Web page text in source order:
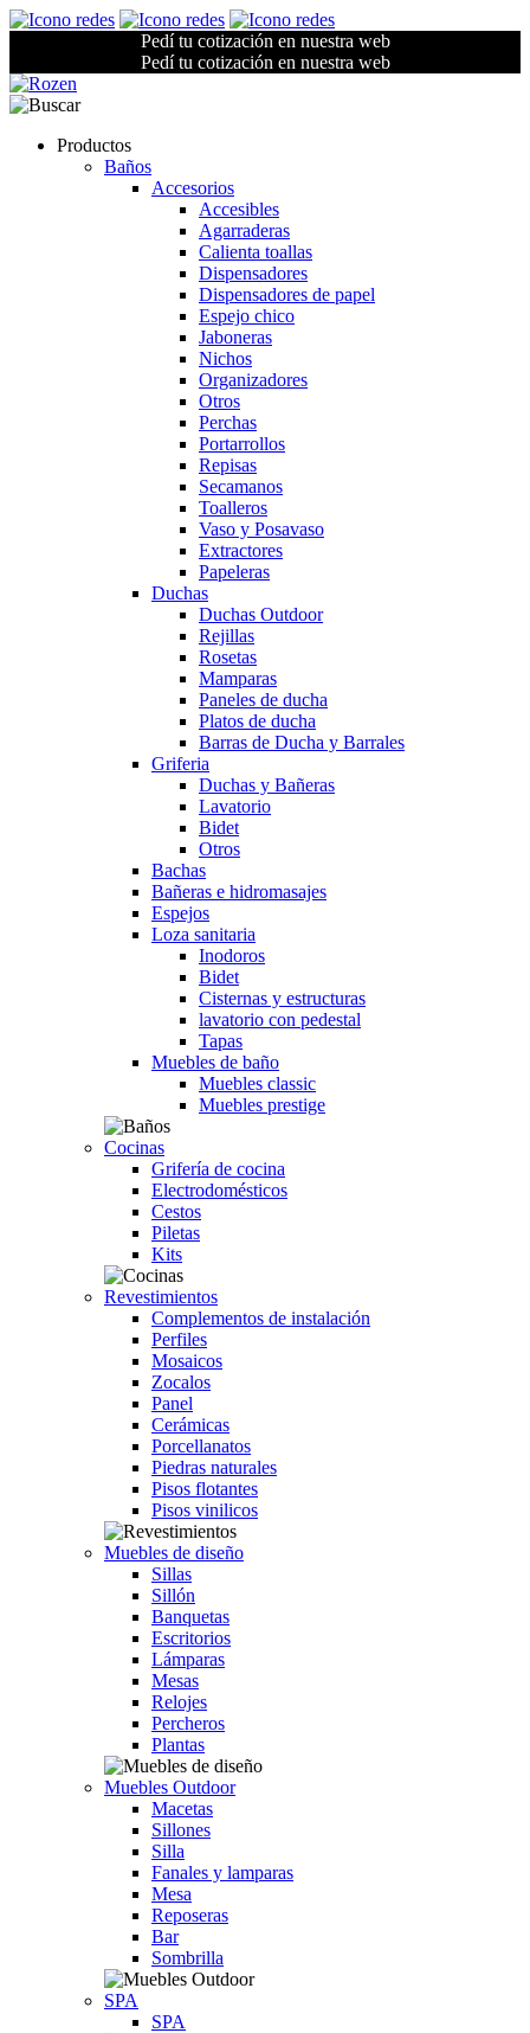
Pedí tu cotización en nuestra web
Pedí tu cotización en nuestra web
Productos
Baños
Accesorios
Accesibles
Agarraderas
Calienta toallas
Dispensadores
Dispensadores de papel
Espejo chico
Jaboneras
Nichos
Organizadores
Otros
Perchas
Portarrollos
Repisas
Secamanos
Toalleros
Vaso y Posavaso
Extractores
Papeleras
Duchas
Duchas Outdoor
Rejillas
Rosetas
Mamparas
Paneles de ducha
Platos de ducha
Barras de Ducha y Barrales
Griferia
Duchas y Bañeras
Lavatorio
Bidet
Otros
Bachas
Bañeras e hidromasajes
Espejos
Loza sanitaria
Inodoros
Bidet
Cisternas y estructuras
lavatorio con pedestal
Tapas
Muebles de baño
Muebles classic
Muebles prestige
Cocinas
Grifería de cocina
Electrodomésticos
Cestos
Piletas
Kits
Revestimientos
Complementos de instalación
Perfiles
Mosaicos
Zocalos
Panel
Cerámicas
Porcellanatos
Piedras naturales
Pisos flotantes
Pisos vinilicos
Muebles de diseño
Sillas
Sillón
Banquetas
Escritorios
Lámparas
Mesas
Relojes
Percheros
Plantas
Muebles Outdoor
Macetas
Sillones
Silla
Fanales y lamparas
Mesa
Reposeras
Bar
Sombrilla
SPA
SPA